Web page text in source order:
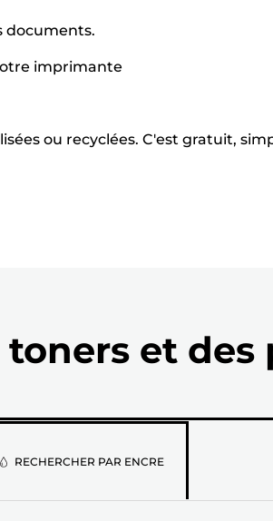
documents.
imprimante
ou recyclées. C'est gratuit,
et des
RECHERCHER PAR ENCRE